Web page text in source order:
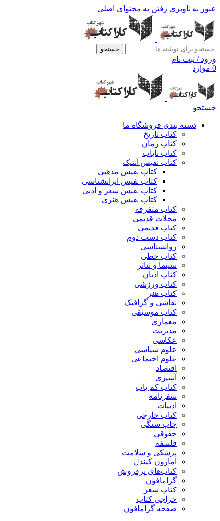
عبور به ناوبری رفتن به محتوای اصلی
جستجو
ورود / ثبت نام
0 موارد
جستجو
دسته بندی فروشگاه ما
کتاب تاریخ
کتاب رمان
کتاب نایاب
کتاب نفیس آنتیک
کتاب نفیس مذهبی
کتاب نفیس ایرانشناسی
کتاب نفیس شعر و ادبی
کتاب نفیس هنری
کتاب متفرقه
مجلات قدیمی
کتاب قدیمی
کتاب دست دوم
روانشناسی
کتاب خطی
سینما و تئاتر
کتاب ادیان
کتاب ورزشی
کتاب هنر
نقاشی و گرافیک
کتاب موسیقی
معماری
مدیریت
عکاسی
علوم سیاسی
علوم اجتماعی
اقتصاد
آشپزی
کتاب کم یاب
سفرنامه
ادبیات
کتاب خارجی
چاپ سنگی
حقوقی
فلسفه
پزشکی و سلامت
آمازون کیندل
کتاب‌های پرفروش
گرامافون
کتاب شعر
حراجی کتاب
صفحه گرامافون